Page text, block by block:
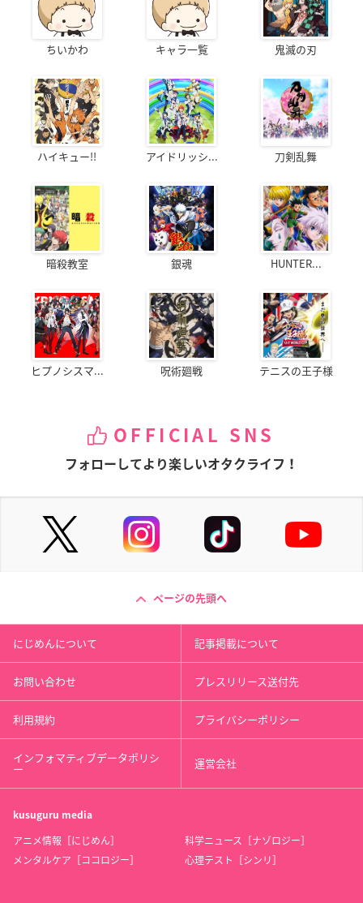
ちいかわ キャラ一覧 鬼滅の刃
ハイキュー!! アイドリッシ... 刀剣乱舞
暗殺教室 銀魂 HUNTER...
ヒプノシスマ... 呪術廻戦 テニスの王子様
OFFICIAL SNS
フォローしてより楽しいオタクライフ！
ページの先頭へ
にじめんについて 記事掲載について
お問い合わせ プレスリリース送付先
利用規約 プライバシーポリシー
インフォマティブデータポリシ
ー 運営会社
kusuguru media
アニメ情報［にじめん］
科学ニュース［ナゾロジー］
メンタルケア［ココロジー］
心理テスト［シンリ］